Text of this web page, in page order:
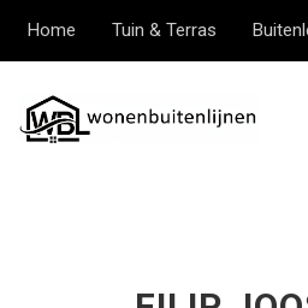
Home Tuin & Terras